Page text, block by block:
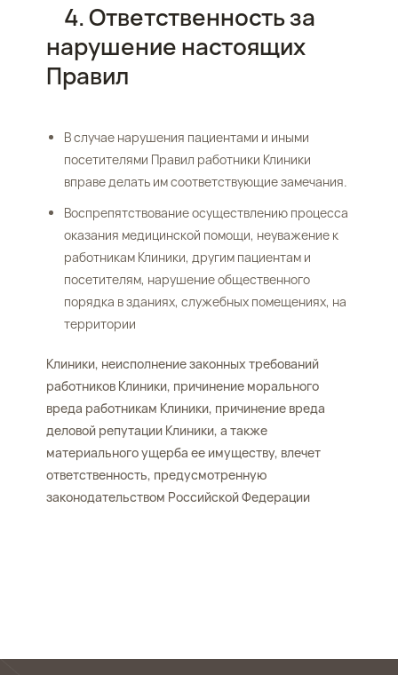
4. Ответственность за
нарушение настоящих
Правил
В случае нарушения пациентами и иными
посетителями Правил работники Клиники
вправе делать им соответствующие замечания.
Воспрепятствование осуществлению процесса
оказания медицинской помощи, неуважение к
работникам Клиники, другим пациентам и
посетителям, нарушение общественного
порядка в зданиях, служебных помещениях, на
территории
Клиники, неисполнение законных требований
работников Клиники, причинение морального
вреда работникам Клиники, причинение вреда
деловой репутации Клиники, а также
материального ущерба ее имуществу, влечет
ответственность, предусмотренную
законодательством Российской Федерации